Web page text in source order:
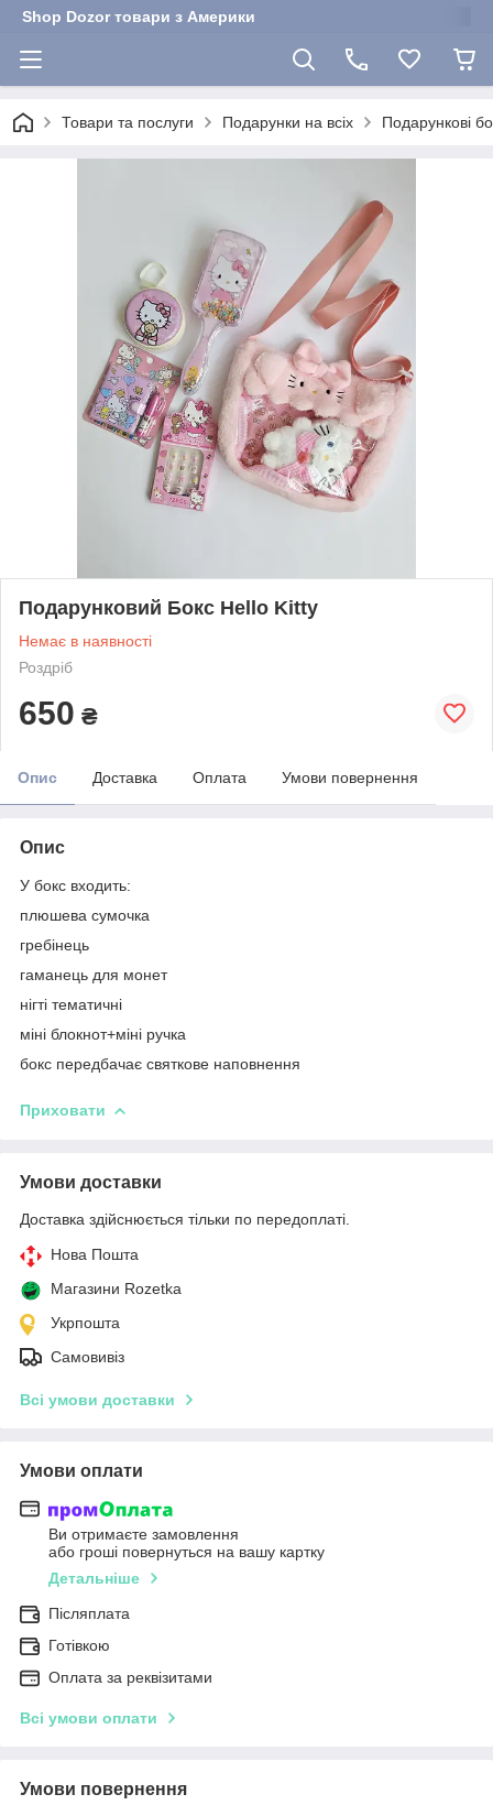
Shop Dozor товари з Америки
Товари та послуги Подарунки на всіх Подарункові
Подарунковий Бокс Hello Kitty
Немає в наявності
Роздріб
650 ₴
Опис Доставка Оплата Умови повернення
Опис
У бокс входить:
плюшева сумочка
гребінець
гаманець для монет
нігті тематичні
міні блокнот+міні ручка
бокс передбачає святкове наповнення
Приховати
Умови доставки
Доставка здійснюється тільки по передоплаті.
Нова Пошта
Магазини Rozetka
Укрпошта
Самовивіз
Всі умови доставки
Умови оплати
Ви отримаєте замовлення
або гроші повернуться на вашу картку
Детальніше
Післяплата
Готівкою
Оплата за реквізитами
Всі умови оплати
Умови повернення